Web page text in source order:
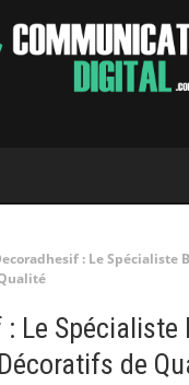
: Le Spécialiste
Le Spécialiste
de